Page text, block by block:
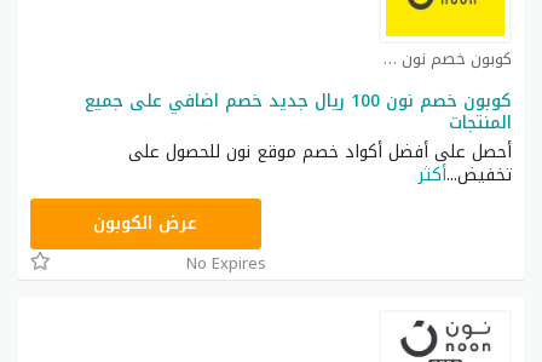
كوبون خصم نون مصر كوبون
كوبون خصم نون 100 ريال جديد خصم اضافي على جميع
المنتجات
أحصل على أفضل أكواد خصم موقع نون للحصول على
تخفيض...أكثر
RRF24عرض الكوبون
No Expires